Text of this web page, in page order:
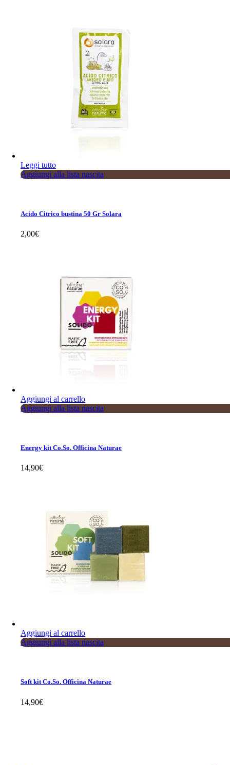
Leggi tutto
Aggiungi alla lista nascita
Acido Citrico bustina 50 Gr Solara
2,00€
Aggiungi al carrello
Aggiungi alla lista nascita
Energy kit Co.So. Officina Naturae
14,90€
Aggiungi al carrello
Aggiungi alla lista nascita
Soft kit Co.So. Officina Naturae
14,90€